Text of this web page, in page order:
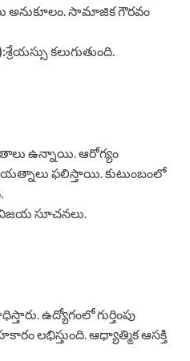
అనుకూలం. సామాజిక గౌరవం
శ్రేయస్సు కలుగుతుంది.
ఉన్నాయి. ఆరోగ్యం
ఫలిస్తాయి. కుటుంబంలో
సూచనలు.
ఉద్యోగంలో గుర్తింపు
లభిస్తుంది. ఆధ్యాత్మిక ఆసక్తి